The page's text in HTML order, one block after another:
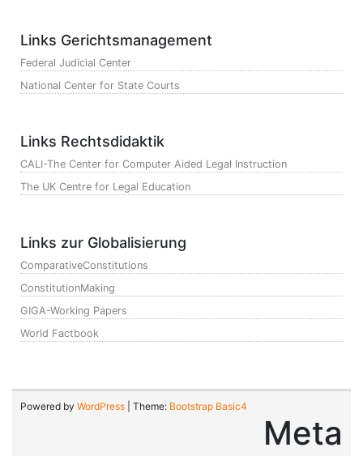
Links Gerichtsmanagement
Federal Judicial Center
National Center for State Courts
Links Rechtsdidaktik
CALI-The Center for Computer Aided Legal Instruction
The UK Centre for Legal Education
Links zur Globalisierung
ComparativeConstitutions
ConstitutionMaking
GIGA-Working Papers
World Factbook
Powered by WordPress | Theme: Bootstrap Basic4
Meta